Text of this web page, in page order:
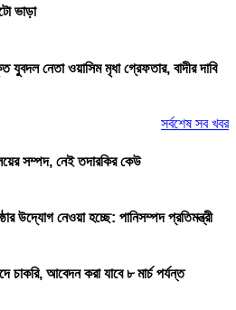
ভাড়া
যুবদল নেতা ওয়াসিম মৃধা গ্রেফতার, বাদীর দাবি
সর্বশেষ সব খবর
সম্পদ, নেই তদারকির কেউ
উদ্যোগ নেওয়া হচ্ছে: পানিসম্পদ প্রতিমন্ত্রী
চাকরি, আবেদন করা যাবে ৮ মার্চ পর্যন্ত